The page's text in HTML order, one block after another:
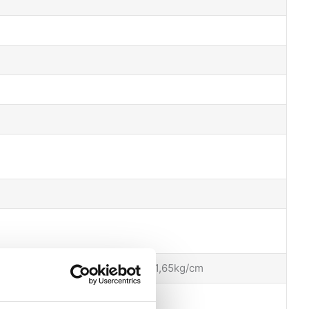
Kg/cm 7 dagen na installatie: 1,65kg/cm